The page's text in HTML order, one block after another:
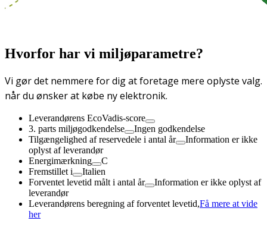
Hvorfor har vi miljøparametre?
Vi gør det nemmere for dig at foretage mere oplyste valg.
når du ønsker at købe ny elektronik.
Leverandørens EcoVadis-score
3. parts miljøgodkendelse
Ingen godkendelse
Tilgængelighed af reservedele i antal år
Information er ikke
oplyst af leverandør
Energimærkning
C
Fremstillet i
Italien
Forventet levetid målt i antal år
Information er ikke oplyst af
leverandør
Leverandørens beregning af forventet levetid,Få mere at vide
her